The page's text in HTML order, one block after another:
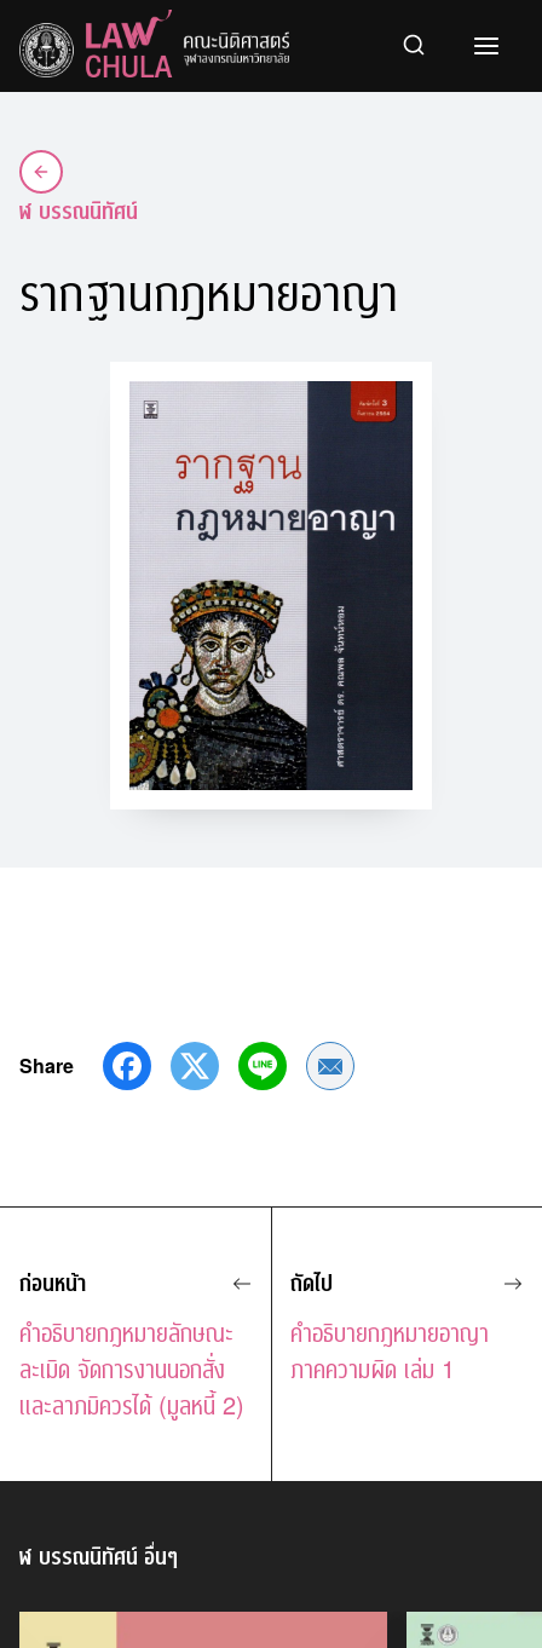
content
ฬ บรรณนิทัศน์
รากฐานกฎหมายอาญา
Share Share by Email
ก่อนหน้า
คำอธิบายกฎหมายลักษณะ
ละเมิด จัดการงานนอกสั่ง
และลาภมิควรได้ (มูลหนี้ 2)
ถัดไป
คำอธิบายกฎหมายอาญา
ภาคความผิด เล่ม 1
ฬ บรรณนิทัศน์ อื่นๆ